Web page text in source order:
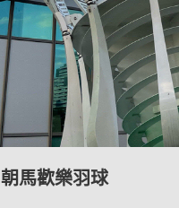
朝馬歡樂羽球